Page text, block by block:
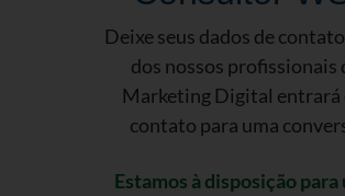
Deixe seus dados de
dos nossos profissionais
Marketing Digital entrará
contato para uma
Estamos à disposição para